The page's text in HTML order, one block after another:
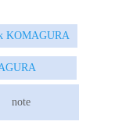
KOMAGURA
note